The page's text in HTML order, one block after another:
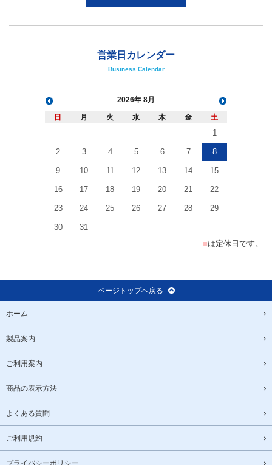
営業日カレンダー
Business Calendar
2026 8月
日 月 火 水 木 金 土
1
2 3 4 5 6 7 8
9 10 11 12 13 14 15
16 17 18 19 20 21 22
23 24 25 26 27 28 29
30
31
■は定休日です。
ページトップへ戻る
ホーム
製品案内
ご利用案内
商品の表示方法
よくある質問
ご利用規約
プライバシーポリシー